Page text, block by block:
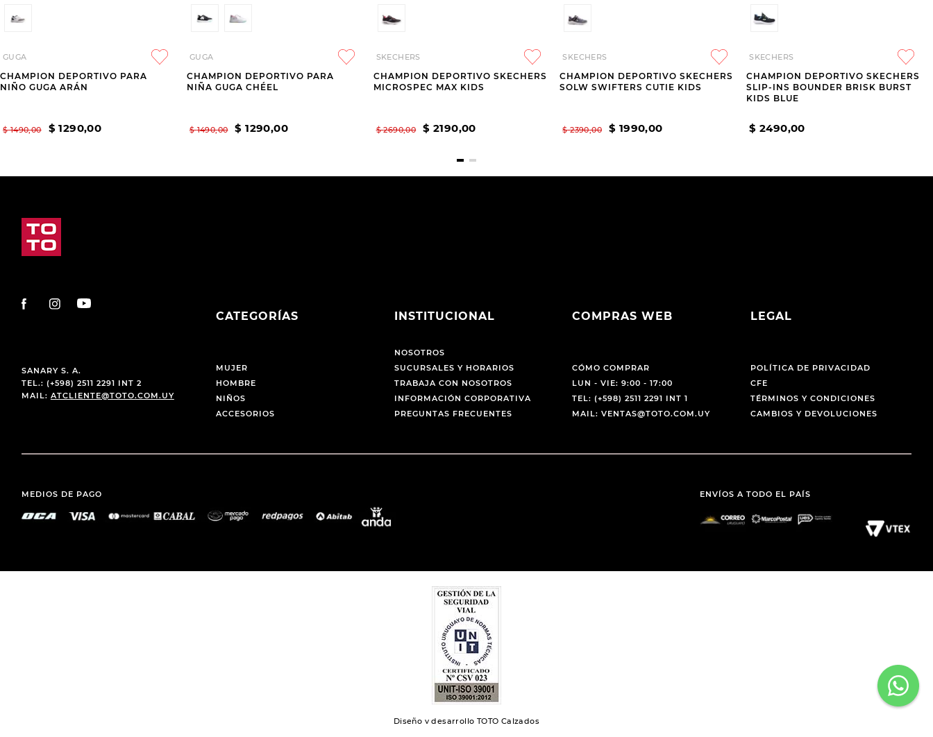
GUGA
CHAMPION DEPORTIVO PARA
NIÑO GUGA ARÁN
$ 1490,00 $ 1290,00
GUGA
CHAMPION DEPORTIVO PARA
NIÑA GUGA CHÉEL
$ 1490,00 $ 1290,00
SKECHERS
CHAMPION DEPORTIVO SKECHERS
MICROSPEC MAX KIDS
$ 2690,00 $ 2190,00
SKECHERS
CHAMPION DEPORTIVO SKECHERS
SOLW SWIFTERS CUTIE KIDS
$ 2390,00 $ 1990,00
SKECHERS
CHAMPION DEPORTIVO SKECHERS
SLIP-INS BOUNDER BRISK BURST
KIDS BLUE
$ 2490,00
SANARY S. A.
TEL.: (+598) 2511 2291 INT 2
MAIL: ATCLIENTE@TOTO.COM.UY
CATEGORÍAS
MUJER
HOMBRE
NIÑOS
ACCESORIOS
INSTITUCIONAL
NOSOTROS
SUCURSALES Y HORARIOS
TRABAJA CON NOSOTROS
INFORMACIÓN CORPORATIVA
PREGUNTAS FRECUENTES
COMPRAS WEB
CÓMO COMPRAR
LUN - VIE: 9:00 - 17:00
TEL: (+598) 2511 2291 INT 1
MAIL: VENTAS@TOTO.COM.UY
LEGAL
POLÍTICA DE PRIVACIDAD
CFE
TÉRMINOS Y CONDICIONES
CAMBIOS Y DEVOLUCIONES
MEDIOS DE PAGO ENVÍOS A TODO EL PAÍS
Diseño y desarrollo TOTO Calzados